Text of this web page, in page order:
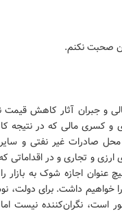
صحبت نکنم.
و جبران آثار کاهش
و کسری مالی که در
صادرات غیر نفتی و
و تجاری و در اقداماتی که
عنوان اجازه شوک به بازار
خواهیم داشت. برای دولت،
است، نگران‌‌کننده نیست